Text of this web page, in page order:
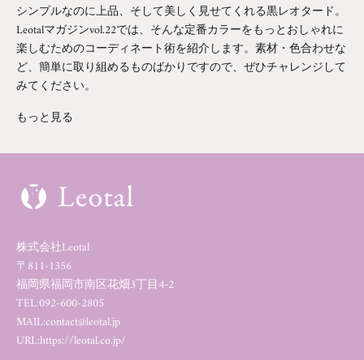
シンプルなのに上品、そして美しく見せてくれる黒レオタード。
Leotalマガジンvol.22では、そんな定番カラーをもっとおしゃれに
楽しむためのコーディネート術を紹介します。素材・色合わせな
ど、簡単に取り組めるものばかりですので、ぜひチャレンジして
みてください。
もっと見る
株式会社Leotal
〒811-1356
福岡県福岡市南区花畑3丁目4-2
TEL:092-600-2805
MAIL:contact@leotal.jp
URL:https://leotal.co.jp/